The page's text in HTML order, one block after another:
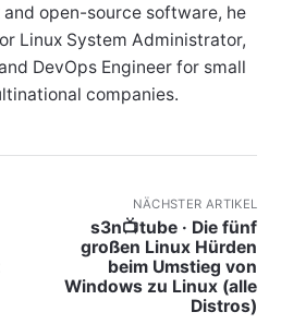
open-source software, he
Linux System Administrator,
DevOps Engineer for small
companies.
NÄCHSTER ARTIKEL
s3n📺tube · Die fünf
großen Linux Hürden
beim Umstieg von
Windows zu Linux (alle
Distros)